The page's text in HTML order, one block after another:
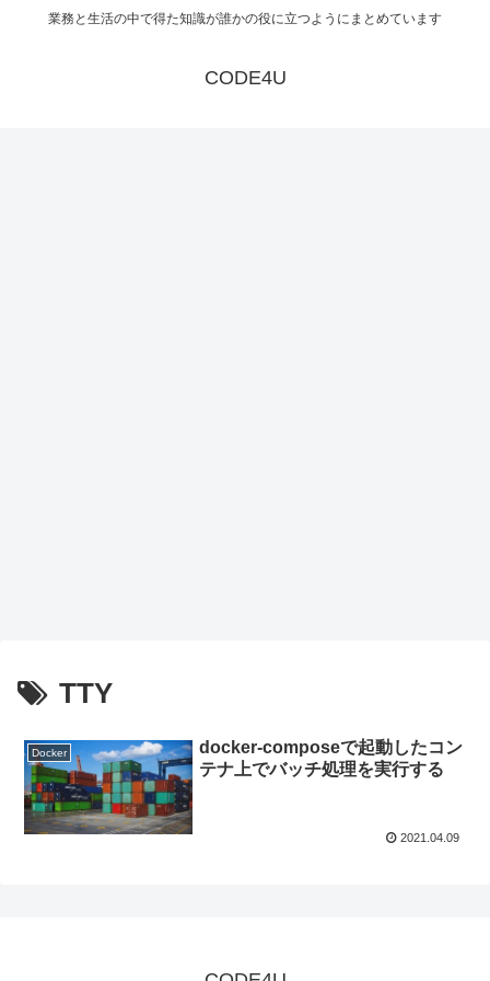
業務と生活の中で得た知識が誰かの役に立つようにまとめています
CODE4U
TTY
Docker
docker-composeで起動したコン
テナ上でバッチ処理を実行する
2021.04.09